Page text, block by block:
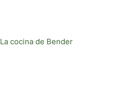
La cocina de Bender